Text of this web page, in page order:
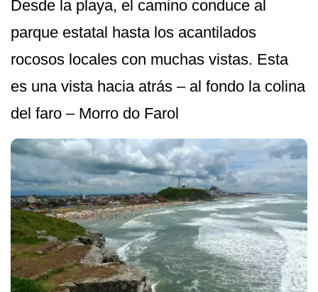
Desde la playa, el camino conduce al
parque estatal hasta los acantilados
rocosos locales con muchas vistas. Esta
es una vista hacia atrás – al fondo la colina
del faro – Morro do Farol